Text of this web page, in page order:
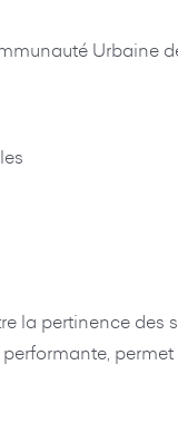
Urbaine
la pertinence